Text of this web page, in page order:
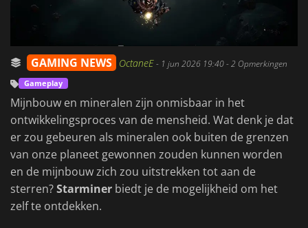
GAMING NEWS OctaneE- 1 jun 2026 19:40- 2 Opmerkingen
Gameplay
Mijnbouw en mineralen zijn onmisbaar in het
ontwikkelingsproces van de mensheid. Wat denk je dat
er zou gebeuren als mineralen ook buiten de grenzen
van onze planeet gewonnen zouden kunnen worden
en de mijnbouw zich zou uitstrekken tot aan de
sterren?Starminer biedt je de mogelijkheid om het
zelf te ontdekken.